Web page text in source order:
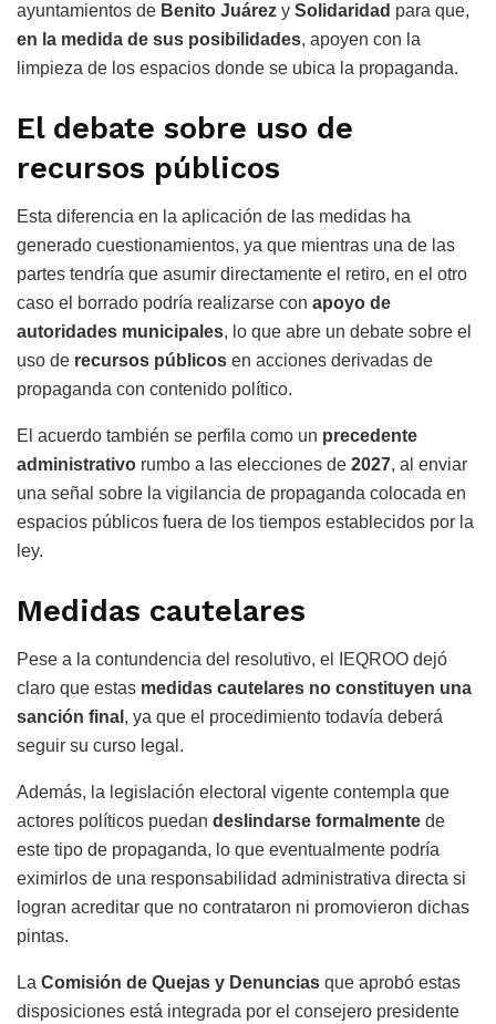
ayuntamientos de Benito Juárez y Solidaridad para que,
en la medida de sus posibilidades, apoyen con la
limpieza de los espacios donde se ubica la propaganda.
El debate sobre uso de
recursos públicos
Esta diferencia en la aplicación de las medidas ha
generado cuestionamientos, ya que mientras una de las
partes tendría que asumir directamente el retiro, en el otro
caso el borrado podría realizarse con apoyo de
autoridades municipales, lo que abre un debate sobre el
uso de recursos públicos en acciones derivadas de
propaganda con contenido político.
El acuerdo también se perfila como un precedente
administrativo rumbo a las elecciones de 2027, al enviar
una señal sobre la vigilancia de propaganda colocada en
espacios públicos fuera de los tiempos establecidos por la
ley.
Medidas cautelares
Pese a la contundencia del resolutivo, el IEQROO dejó
claro que estas medidas cautelares no constituyen una
sanción final , ya que el procedimiento todavía deberá
seguir su curso legal.
Además, la legislación electoral vigente contempla que
actores políticos puedan deslindarse formalmente de
este tipo de propaganda, lo que eventualmente podría
eximirlos de una responsabilidad administrativa directa si
logran acreditar que no contrataron ni promovieron dichas
pintas.
La Comisión de Quejas y Denuncias que aprobó estas
disposiciones está integrada por el consejero presidente